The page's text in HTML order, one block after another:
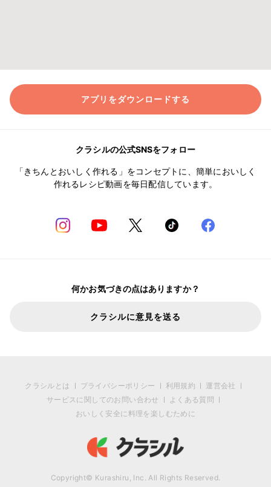
アプリをダウンロードする
クラシルの公式SNSをフォロー
「きちんとおいしく作れる」をコンセプトに、簡単においしく
作れるレシピ動画を毎日配信しています。
何かお気づきの点はありますか？
クラシルに意見を送る
クラシルとは プライバシーポリシー 利用規約
運営会社
サービスに関してのお問い合わせ
よくある質問
おいしく安全に料理を楽しむために
Copyright© Kurashiru, Inc. All Rights Reserved.